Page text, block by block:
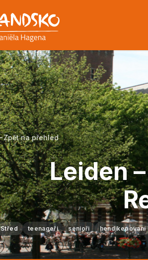
Zpět na přehled
Leiden
Střed teenageři senioři hendikepovaní